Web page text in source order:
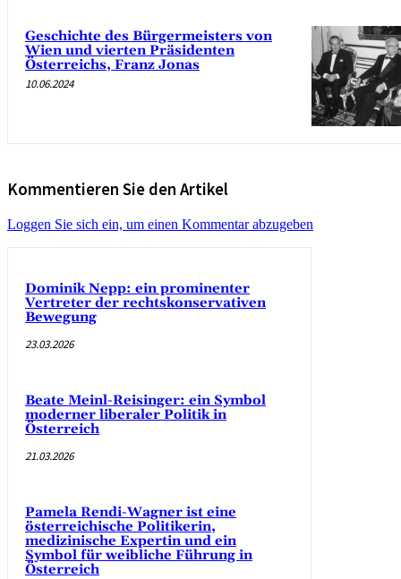
Geschichte des Bürgermeisters von
Wien und vierten Präsidenten
Österreichs, Franz Jonas
10.06.2024
Kommentieren Sie den Artikel
Loggen Sie sich ein, um einen Kommentar abzugeben
Dominik Nepp: ein prominenter
Vertreter der rechtskonservativen
Bewegung
23.03.2026
Beate Meinl-Reisinger: ein Symbol
moderner liberaler Politik in
Österreich
21.03.2026
Pamela Rendi-Wagner ist eine
österreichische Politikerin,
medizinische Expertin und ein
Symbol für weibliche Führung in
Österreich